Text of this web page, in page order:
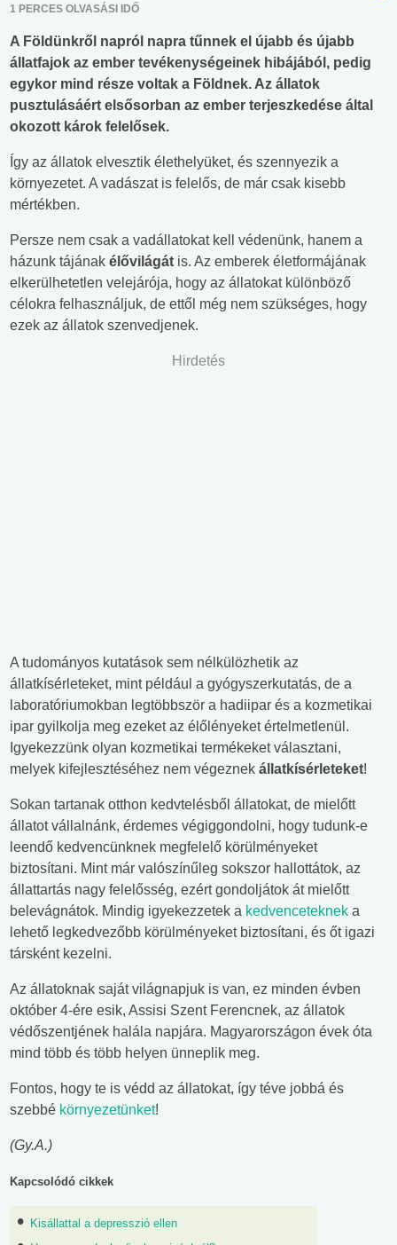
1 PERCES OLVASÁSI IDŐ
A Földünkről napról napra tűnnek el újabb és újabb
állatfajok az ember tevékenységeinek hibájából, pedig
egykor mind része voltak a Földnek. Az állatok
pusztulásáért elsősorban az ember terjeszkedése által
okozott károk felelősek.
Így az állatok elvesztik élethelyüket, és szennyezik a
környezetet. A vadászat is felelős, de már csak kisebb
mértékben.
Persze nem csak a vadállatokat kell védenünk, hanem a
házunk tájának élővilágát is. Az emberek életformájának
elkerülhetetlen velejárója, hogy az állatokat különböző
célokra felhasználjuk, de ettől még nem szükséges, hogy
ezek az állatok szenvedjenek.
Hirdetés
A tudományos kutatások sem nélkülözhetik az
állatkísérleteket, mint például a gyógyszerkutatás, de a
laboratóriumokban legtöbbször a hadiipar és a kozmetikai
ipar gyilkolja meg ezeket az élőlényeket értelmetlenül.
Igyekezzünk olyan kozmetikai termékeket választani,
melyek kifejlesztéséhez nem végeznek állatkísérleteket!
Sokan tartanak otthon kedvtelésből állatokat, de mielőtt
állatot vállalnánk, érdemes végiggondolni, hogy tudunk-e
leendő kedvencünknek megfelelő körülményeket
biztosítani. Mint már valószínűleg sokszor hallottátok, az
állattartás nagy felelősség, ezért gondoljátok át mielőtt
belevágnátok. Mindig igyekezzetek a kedvenceteknek a
lehető legkedvezőbb körülményeket biztosítani, és őt igazi
társként kezelni.
Az állatoknak saját világnapjuk is van, ez minden évben
október 4-ére esik, Assisi Szent Ferencnek, az állatok
védőszentjének halála napjára. Magyarországon évek óta
mind több és több helyen ünneplik meg.
Fontos, hogy te is védd az állatokat, így téve jobbá és
szebbé környezetünket!
(Gy.A.)
Kapcsolódó cikkek
Kisállattal a depresszió ellen